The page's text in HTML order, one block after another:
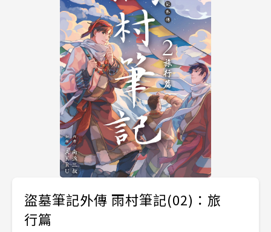
盜墓筆記外傳 雨村筆記(02)：旅
行篇